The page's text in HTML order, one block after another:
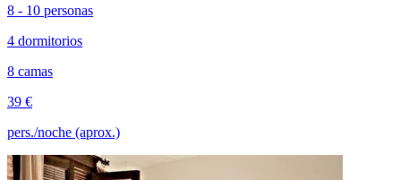
8 - 10 personas
4 dormitorios
8 camas
39 €
pers./noche (aprox.)